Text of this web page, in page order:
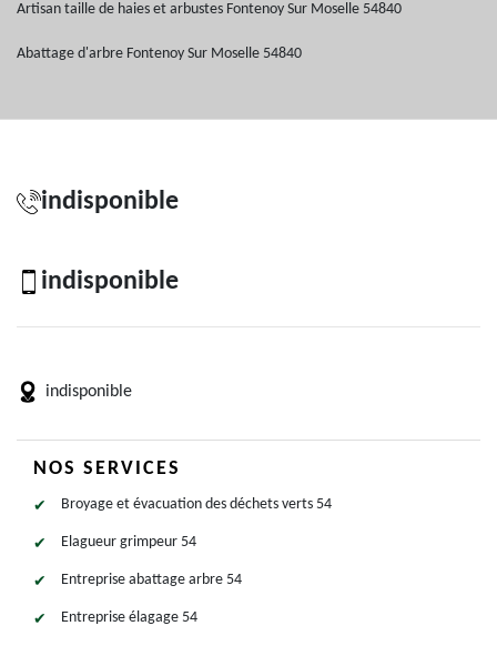
Artisan taille de haies et arbustes Fontenoy Sur Moselle 54840
Abattage d'arbre Fontenoy Sur Moselle 54840
indisponible
indisponible
indisponible
NOS SERVICES
Broyage et évacuation des déchets verts 54
Elagueur grimpeur 54
Entreprise abattage arbre 54
Entreprise élagage 54